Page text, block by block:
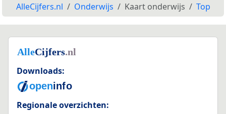
AlleCijfers.nl Onderwijs Kaart onderwijs Top
Downloads:
Regionale overzichten: